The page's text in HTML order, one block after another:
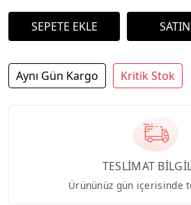
Aynı Gün Kargo Kritik Stok
TESLİMAT
Ürününüz gün içerisinde